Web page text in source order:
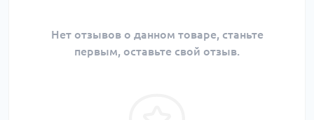
Нет отзывов о данном товаре, станьте
первым, оставьте свой отзыв.